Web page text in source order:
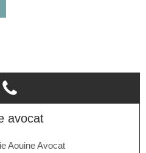
avocat
Aouine Avocat